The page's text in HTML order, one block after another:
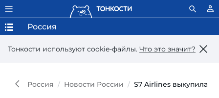
Тонкости используют сookie-файлы. Что это значит?
Россия
Россия Новости России S7 Airlines выкупила